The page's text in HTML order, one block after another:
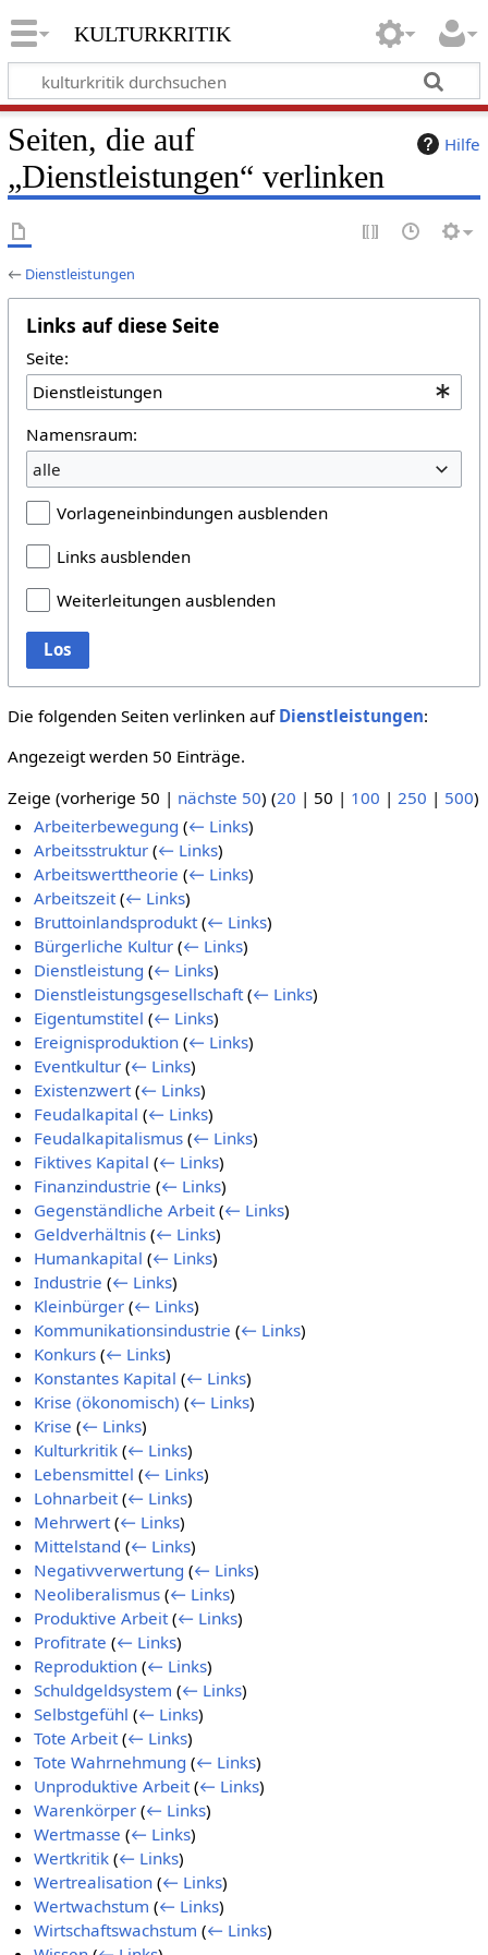
kulturkritik
Hilfe
Seiten, die auf
„Dienstleistungen“ verlinken
← Dienstleistungen
Links auf diese Seite
Seite:
Namensraum:
alle
Vorlageneinbindungen ausblenden
Links ausblenden
Weiterleitungen ausblenden
Los
Die folgenden Seiten verlinken auf Dienstleistungen:
Angezeigt werden 50 Einträge.
Zeige (vorherige 50 | nächste 50) (20 | 50 | 100 | 250 | 500)
Arbeiterbewegung (← Links)
Arbeitsstruktur (← Links)
Arbeitswerttheorie (← Links)
Arbeitszeit (← Links)
Bruttoinlandsprodukt (← Links)
Bürgerliche Kultur (← Links)
Dienstleistung (← Links)
Dienstleistungsgesellschaft (← Links)
Eigentumstitel (← Links)
Ereignisproduktion (← Links)
Eventkultur (← Links)
Existenzwert (← Links)
Feudalkapital (← Links)
Feudalkapitalismus (← Links)
Fiktives Kapital (← Links)
Finanzindustrie (← Links)
Gegenständliche Arbeit (← Links)
Geldverhältnis (← Links)
Humankapital (← Links)
Industrie (← Links)
Kleinbürger (← Links)
Kommunikationsindustrie (← Links)
Konkurs (← Links)
Konstantes Kapital (← Links)
Krise (ökonomisch) (← Links)
Krise (← Links)
Kulturkritik (← Links)
Lebensmittel (← Links)
Lohnarbeit (← Links)
Mehrwert (← Links)
Mittelstand (← Links)
Negativverwertung (← Links)
Neoliberalismus (← Links)
Produktive Arbeit (← Links)
Profitrate (← Links)
Reproduktion (← Links)
Schuldgeldsystem (← Links)
Selbstgefühl (← Links)
Tote Arbeit (← Links)
Tote Wahrnehmung (← Links)
Unproduktive Arbeit (← Links)
Warenkörper (← Links)
Wertmasse (← Links)
Wertkritik (← Links)
Wertrealisation (← Links)
Wertwachstum (← Links)
Wirtschaftswachstum (← Links)